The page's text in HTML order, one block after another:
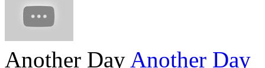
Another Day Another Day